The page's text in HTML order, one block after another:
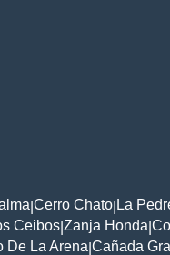
Cerro Chato La
Ceibos Zanja Honda
De La Arena Cañada